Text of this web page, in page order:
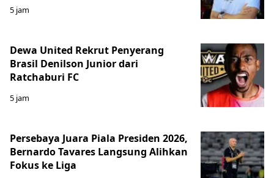
5 jam
Dewa United Rekrut Penyerang
Brasil Denilson Junior dari
Ratchaburi FC
5 jam
Persebaya Juara Piala Presiden 2026,
Bernardo Tavares Langsung Alihkan
Fokus ke Liga